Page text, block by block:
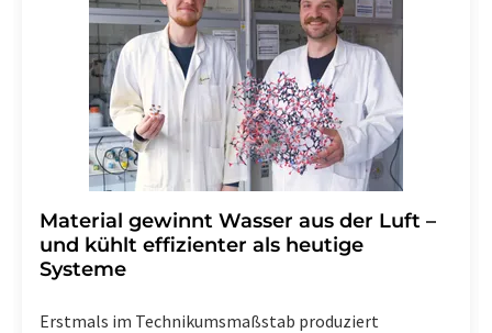
widerrufen. Zudem ist in jeder E-Mail ein Link zur
Abbestellung des entsprechenden Newsletters
enthalten.
Material gewinnt Wasser aus der Luft –
und kühlt effizienter als heutige
Systeme
Erstmals im Technikumsmaßstab produziert